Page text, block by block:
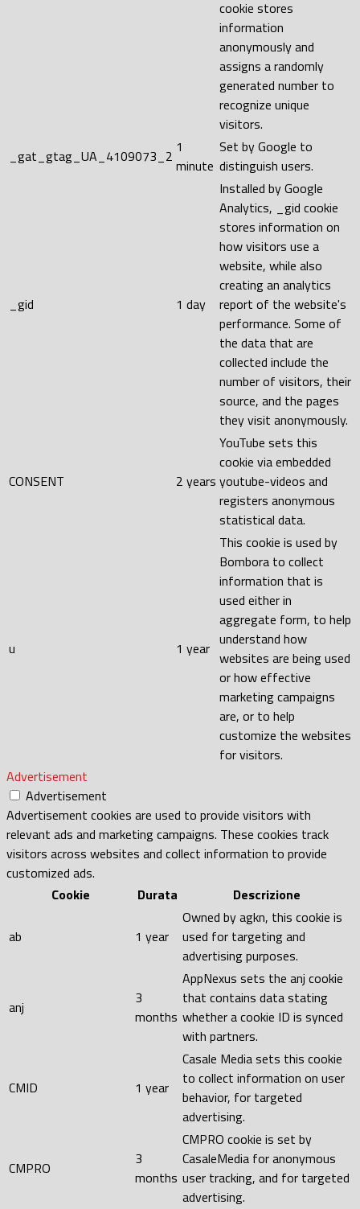
cookie stores
information
anonymously and
assigns a randomly
generated number to
recognize unique
visitors.
_gat_gtag_UA_4109073_2 1
minute
Set by Google to
distinguish users.
_gid 1 day
Installed by Google
Analytics, _gid cookie
stores information on
how visitors use a
website, while also
creating an analytics
report of the website's
performance. Some of
the data that are
collected include the
number of visitors, their
source, and the pages
they visit anonymously.
CONSENT 2 years
YouTube sets this
cookie via embedded
youtube-videos and
registers anonymous
statistical data.
u 1 year
This cookie is used by
Bombora to collect
information that is
used either in
aggregate form, to help
understand how
websites are being used
or how effective
marketing campaigns
are, or to help
customize the websites
for visitors.
Advertisement
Advertisement
Advertisement cookies are used to provide visitors with
relevant ads and marketing campaigns. These cookies track
visitors across websites and collect information to provide
customized ads.
Cookie
Durata Descrizione
ab 1 year
Owned by agkn, this cookie is
used for targeting and
advertising purposes.
anj
3
months
AppNexus sets the anj cookie
that contains data stating
whether a cookie ID is synced
with partners.
CMID 1 year
Casale Media sets this cookie
to collect information on user
behavior, for targeted
advertising.
CMPRO
3
months
CMPRO cookie is set by
CasaleMedia for anonymous
user tracking, and for targeted
advertising.